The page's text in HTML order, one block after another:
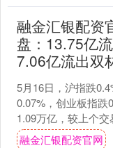
融金汇银配资
盘：13.75亿
7.06亿流出双
5月16日，沪指跌
0.07%，创业板指跌
1.09万亿，较上个
据显示，今日大盘主
融金汇银配资官网